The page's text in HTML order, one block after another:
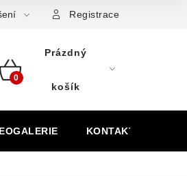
a drahých kamenů
Registrace
Nákupní
Prázdný
košík
KONTAKT